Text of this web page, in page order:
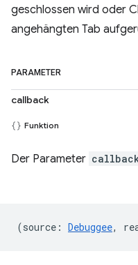
geschlossen wird oder
angehängten Tab
PARAMETER
callback
Funktion
Der Parameter
(source : Debuggee,